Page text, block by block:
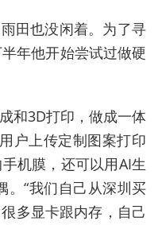
田也没闲着。为了寻
年他开始尝试过做硬
和3D打印，做成一体
户上传定制图案打印
机膜，还可以用AI生
。“我们自己从深圳买
多显卡跟内存，自己